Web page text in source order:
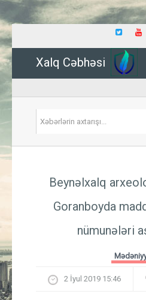
Xalq Cəbhəsi
Beynəlxalq
Goranboyda
nümunələri
2 İyul 2019 15:46